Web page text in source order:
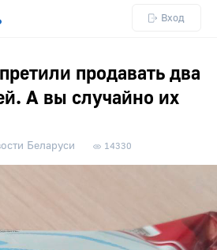
Вход
продавать два
А вы случайно их
Беларуси 14330